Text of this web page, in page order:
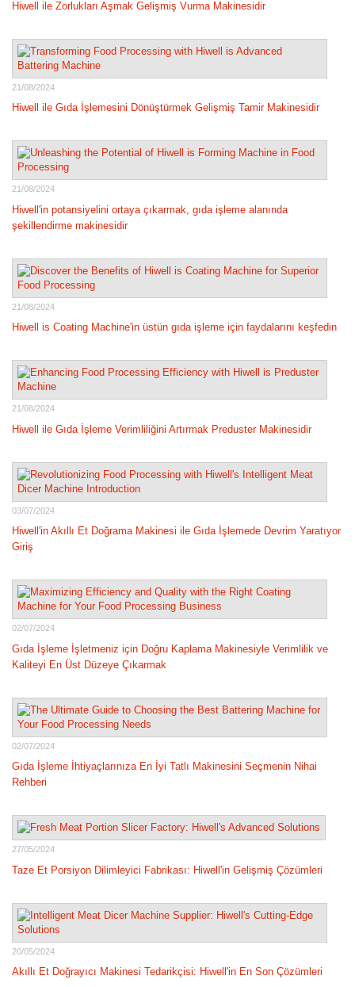
Hiwell ile Zorlukları Aşmak Gelişmiş Vurma Makinesidir
21/08/2024
Hiwell ile Gıda İşlemesini Dönüştürmek Gelişmiş Tamir Makinesidir
21/08/2024
Hiwell'in potansiyelini ortaya çıkarmak, gıda işleme alanında
şekillendirme makinesidir
21/08/2024
Hiwell is Coating Machine'in üstün gıda işleme için faydalarını keşfedin
21/08/2024
Hiwell ile Gıda İşleme Verimliliğini Artırmak Preduster Makinesidir
03/07/2024
Hiwell'in Akıllı Et Doğrama Makinesi ile Gıda İşlemede Devrim Yaratıyor
Giriş
02/07/2024
Gıda İşleme İşletmeniz için Doğru Kaplama Makinesiyle Verimlilik ve
Kaliteyi En Üst Düzeye Çıkarmak
02/07/2024
Gıda İşleme İhtiyaçlarınıza En İyi Tatlı Makinesini Seçmenin Nihai
Rehberi
27/05/2024
Taze Et Porsiyon Dilimleyici Fabrikası: Hiwell'in Gelişmiş Çözümleri
20/05/2024
Akıllı Et Doğrayıcı Makinesi Tedarikçisi: Hiwell'in En Son Çözümleri